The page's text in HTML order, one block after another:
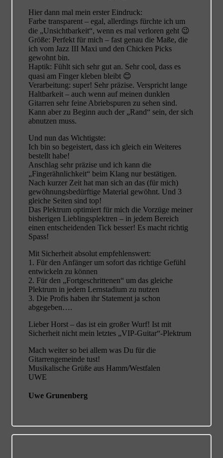
Hier dann mal mein erster Eindruck:
Farbe transparent – egal, allerdings fürchte ich um
die „Unsichtbarkeit“, wenn es mal verloren geht 😉
Größe: Perfekt für mich – fast genau die Maße, die
ich vom Jazz III Maxi und den Chicken Picks
gewohnt bin.
Haptik: Fühlt sich sehr gut an. Sehr cool, dass es
quasi am Finger kleben bleibt 😊
Verarbeitung: super! Sehr präzise. Verspricht lange
Haltbarkeit – auch wenn auf meinen dunklen
Gitarren sehr feine Abriebspuren zu sehen sind.
Kann aber zu Beginn auch der „Rand“ sein, der sich
abnutzen muss.
Und nun das Wichtigste:
Ich bin so begeistert, dass ich gleich ein Weiteres
bestellt habe!
Anschlag sehr präzise und ich kann die
„Fingerähnlichkeit“ beim Klang nur bestätigen.
Nach kurzer Zeit hat man sich an das (für mich)
gewöhnungsbedürftige Material gewöhnt. Und 3
gleiche Seiten sind top!
Das Plektrum optimiert für mich die Vorzüge meiner
bisherigen Lieblingsplektren – in jedem Bereich
einen entscheidenden Tick besser! Es macht richtig
Spass!
Mit Sicherheit absolut empfehlenswert:
1. Für den Anfänger um sofort das richtige Gefühl
entwickeln zu können
2. Für den „Fortgeschrittenen“ um das gleiche
Plektrum in jedem Lernstadium zu nutzen
3. Die Profis haben ihr Statement ja schon
abgegeben….
Lieber Horst – das ist ein großer Wurf! Ist mit
Sicherheit nicht mein letztes „VIP-Guitar“-Plektrum
Mach weiter so bei allem was Du für die
Gitarrengemeinde tust!
Musikalische Grüße aus Hamm/Westfalen
UWE
Uwe Grunenberg